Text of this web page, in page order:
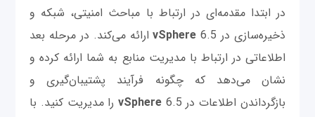
در ابتدا مقدمه‌ای در ارتباط با مباحث امنیتی، شبکه و
ذخیره‌سازی در
vSphere6.5 ارائه می‌کند. در مرحله بعد
اطلاعاتی در ارتباط با مدیریت منابع به شما ارائه کرده و
نشان می‌دهد که چگونه فرآیند پشتیبان‌گیری و
بازگرداندن اطلاعات در
vSphere6.5 را مدیریت کنید. با